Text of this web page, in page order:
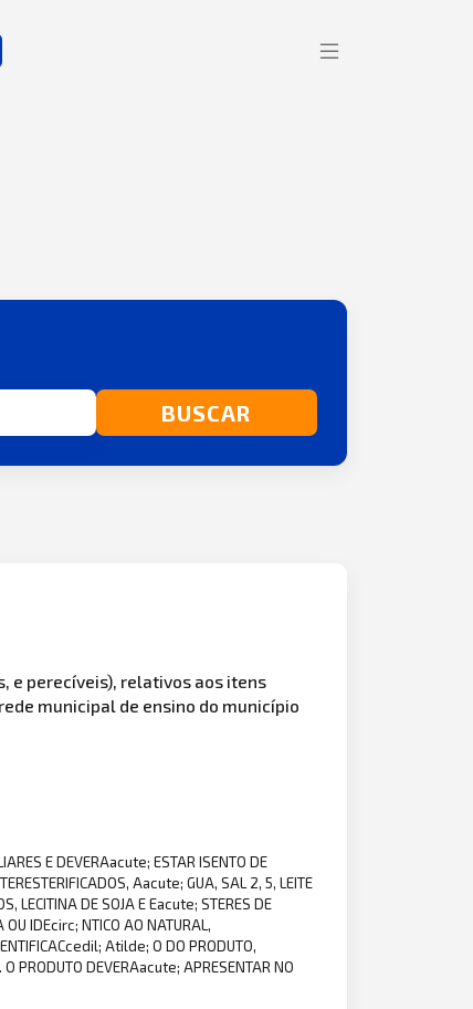
BUSCAR
e perecíveis), relativos aos itens
municipal de ensino do município
E DEVERAacute; ESTAR ISENTO DE
Aacute; GUA, SAL 2, 5, LEITE
LECITINA DE SOJA E Eacute; STERES DE
OU IDEcirc; NTICO AO NATURAL,
Atilde; O DO PRODUTO,
PRODUTO DEVERAacute; APRESENTAR NO